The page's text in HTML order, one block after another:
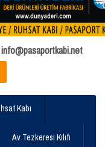
info@pasaportkabi.net
Kabı
Av Tezkeresi Kılıfı